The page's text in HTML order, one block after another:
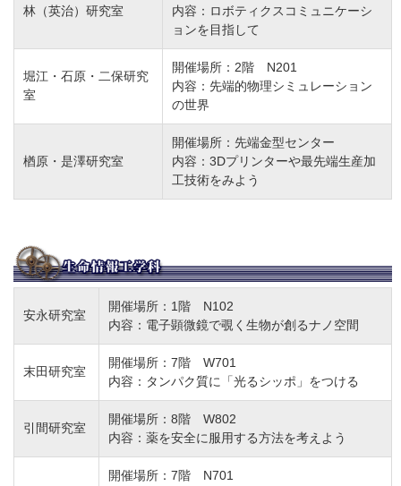
林（英治）研究室
内容：ロボティクスコミュニケーシ
ョンを目指して
堀江・石原・二保研究
室
開催場所：2階 N201
内容：先端的物理シミュレーション
の世界
楢原・是澤研究室
開催場所：先端金型センター
内容：3Dプリンターや最先端生産加
工技術をみよう
安永研究室
開催場所：1階 N102
内容：電子顕微鏡で覗く生物が創るナノ空間
末田研究室
開催場所：7階 W701
内容：タンパク質に「光るシッポ」をつける
引間研究室
開催場所：8階 W802
内容：薬を安全に服用する方法を考えよう
開催場所：7階 N701